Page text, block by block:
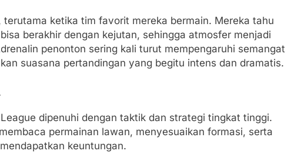
ketika tim favorit mereka bermain. Mereka tahu
berakhir dengan kejutan, sehingga atmosfer menjadi
penonton sering kali turut mempengaruhi semangat
suasana pertandingan yang begitu intens dan dramatis.
dipenuhi dengan taktik dan strategi tingkat tinggi.
permainan lawan, menyesuaikan formasi, serta
keuntungan.